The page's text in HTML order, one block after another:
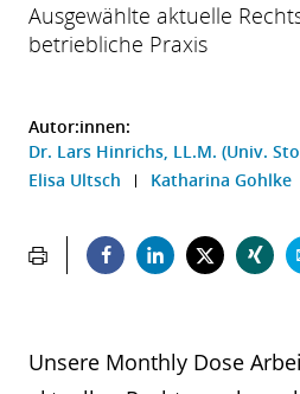
Ausgewählte aktuelle
betriebliche Praxis
Autor:innen:
Dr. Lars Hinrichs, LL.M. (Univ.
Elisa Ultsch
Katharina Gohlke
Unsere Monthly Dose